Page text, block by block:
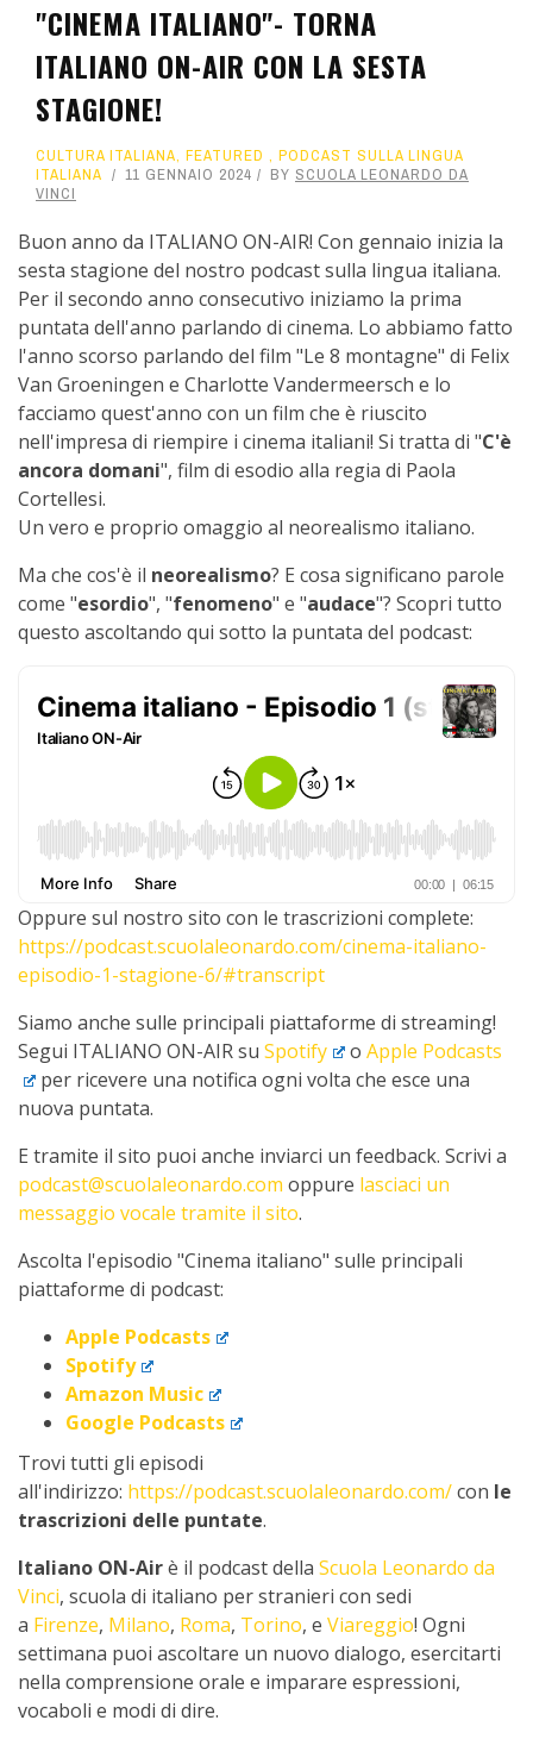
"CINEMA ITALIANO"- TORNA
ITALIANO ON-AIR CON LA SESTA
STAGIONE!
CULTURA ITALIANA, FEATURED , PODCAST SULLA LINGUA
ITALIANA
11 GENNAIO 2024 BY SCUOLA LEONARDO DA
VINCI
Buon anno da ITALIANO ON-AIR! Con gennaio inizia la
sesta stagione del nostro podcast sulla lingua italiana.
Per il secondo anno consecutivo iniziamo la prima
puntata dell'anno parlando di cinema. Lo abbiamo fatto
l'anno scorso parlando del film "Le 8 montagne" di Felix
Van Groeningen e Charlotte Vandermeersch e lo
facciamo quest'anno con un film che è riuscito
nell'impresa di riempire i cinema italiani! Si tratta di "C'è
ancora domani", film di esodio alla regia di Paola
Cortellesi.
Un vero e proprio omaggio al neorealismo italiano.
Ma che cos'è il neorealismo? E cosa significano parole
come "esordio", "fenomeno" e "audace"? Scopri tutto
questo ascoltando qui sotto la puntata del podcast:
Oppure sul nostro sito con le trascrizioni complete:
https://podcast.scuolaleonardo.com/cinema-italiano-
episodio-1-stagione-6/#transcript
Siamo anche sulle principali piattaforme di streaming!
Segui ITALIANO ON-AIR su Spotify o Apple Podcasts
per ricevere una notifica ogni volta che esce una
nuova puntata.
E tramite il sito puoi anche inviarci un feedback. Scrivi a
podcast@scuolaleonardo.com oppure lasciaci un
messaggio vocale tramite il sito.
Ascolta l'episodio "Cinema italiano" sulle principali
piattaforme di podcast:
Apple Podcasts
Spotify
Amazon Music
Google Podcasts
Trovi tutti gli episodi
all'indirizzo: https://podcast.scuolaleonardo.com/con le
trascrizioni delle puntate.
Italiano ON-Airè il podcast della Scuola Leonardo da
Vinci, scuola di italiano per stranieri con sedi
a Firenze, Milano, Roma, Torino, e Viareggio! Ogni
settimana puoi ascoltare un nuovo dialogo, esercitarti
nella comprensione orale e imparare espressioni,
vocaboli e modi di dire.